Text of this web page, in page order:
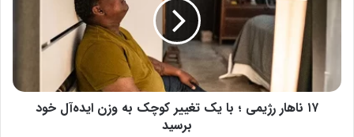
تغییر
کوچک
به
۱۷ ناهار رژیمی ؛ با یک تغییر کوچک به وزن ایده‌آل خود
برسید